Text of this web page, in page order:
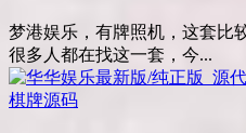
梦港娱乐，有牌照机，这套比
很多人都在找这一套，今...
棋牌源码